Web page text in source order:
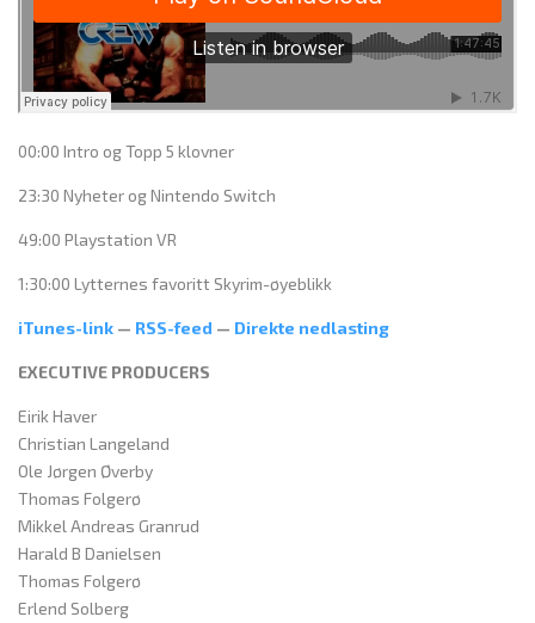
00:00 Intro og Topp 5 klovner
23:30 Nyheter og Nintendo Switch
49:00 Playstation VR
1:30:00 Lytternes favoritt Skyrim-øyeblikk
iTunes-link — RSS-feed — Direkte nedlasting
EXECUTIVE PRODUCERS
Eirik Haver
Christian Langeland
Ole Jørgen Øverby
Thomas Folgerø
Mikkel Andreas Granrud
Harald B Danielsen
Thomas Folgerø
Erlend Solberg